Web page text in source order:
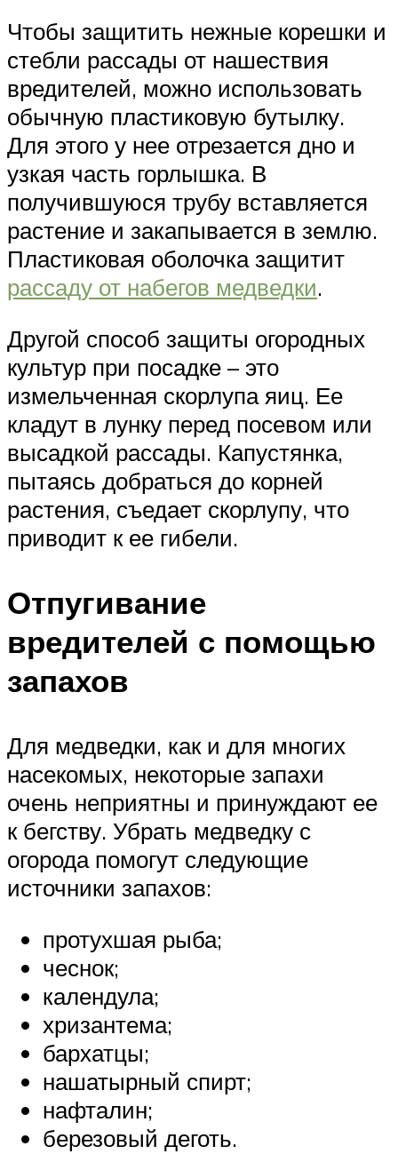
Чтобы защитить нежные корешки и
стебли рассады от нашествия
вредителей, можно использовать
обычную пластиковую бутылку.
Для этого у нее отрезается дно и
узкая часть горлышка. В
получившуюся трубу вставляется
растение и закапывается в землю.
Пластиковая оболочка защитит
рассаду от набегов медведки.
Другой способ защиты огородных
культур при посадке – это
измельченная скорлупа яиц. Ее
кладут в лунку перед посевом или
высадкой рассады. Капустянка,
пытаясь добраться до корней
растения, съедает скорлупу, что
приводит к ее гибели.
Отпугивание
вредителей с помощью
запахов
Для медведки, как и для многих
насекомых, некоторые запахи
очень неприятны и принуждают ее
к бегству. Убрать медведку с
огорода помогут следующие
источники запахов:
протухшая рыба;
чеснок;
календула;
хризантема;
бархатцы;
нашатырный спирт;
нафталин;
березовый деготь.